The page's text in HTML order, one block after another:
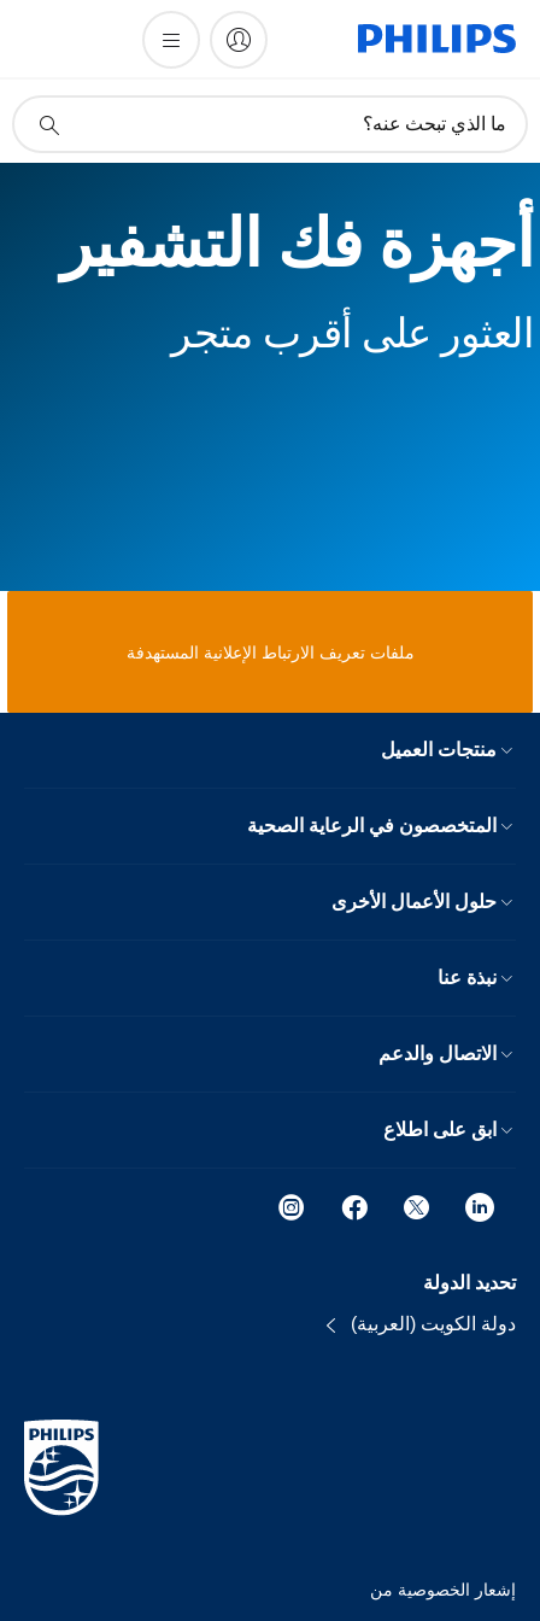
دعم
ما الذي تبحث عنه؟
أجهزة فك التشفير
العثور على أقرب متجر
ملفات تعريف الارتباط الإعلانية المستهدفة
منتجات العميل
المتخصصون في الرعاية الصحية
حلول الأعمال الأخرى
نبذة عنا
الاتصال والدعم
ابق على اطلاع
تحديد الدولة
دولة الكويت (العربية)
إشعار الخصوصية من